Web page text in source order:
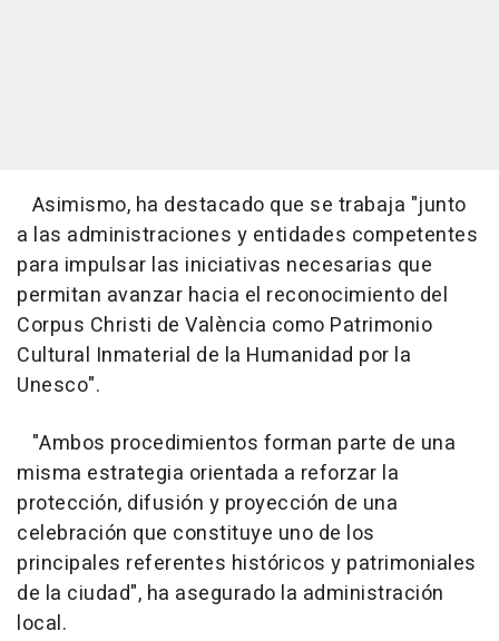
Asimismo, ha destacado que se trabaja "junto
a las administraciones y entidades competentes
para impulsar las iniciativas necesarias que
permitan avanzar hacia el reconocimiento del
Corpus Christi de València como Patrimonio
Cultural Inmaterial de la Humanidad por la
Unesco".
"Ambos procedimientos forman parte de una
misma estrategia orientada a reforzar la
protección, difusión y proyección de una
celebración que constituye uno de los
principales referentes históricos y patrimoniales
de la ciudad", ha asegurado la administración
local.